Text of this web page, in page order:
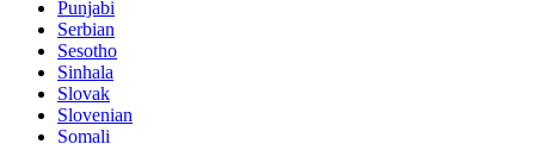
Punjabi
Serbian
Sesotho
Sinhala
Slovak
Slovenian
Somali